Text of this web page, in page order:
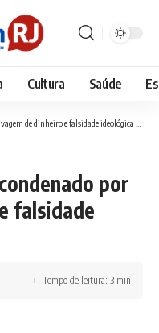
Cultura Saúde
de dinheiro e falsidade ideológica no Rio
por
falsidade
Tempo de leitura: 3 min